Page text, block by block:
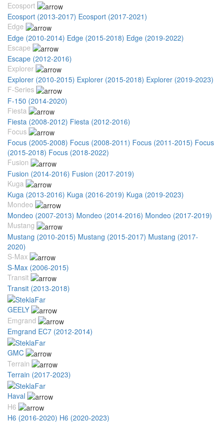
Ecosport
Ecosport (2013-2017) Ecosport (2017-2021)
Edge
Edge (2010-2014) Edge (2015-2018) Edge (2019-2022)
Escape
Escape (2012-2016)
Explorer
Explorer (2010-2015) Explorer (2015-2018) Explorer (2019-2023)
F-Series
F-150 (2014-2020)
Fiesta
Fiesta (2008-2012) Fiesta (2012-2016)
Focus
Focus (2005-2008) Focus (2008-2011) Focus (2011-2015) Focus
(2015-2018) Focus (2018-2022)
Fusion
Fusion (2014-2016) Fusion (2017-2019)
Kuga
Kuga (2013-2016) Kuga (2016-2019) Kuga (2019-2023)
Mondeo
Mondeo (2007-2013) Mondeo (2014-2016) Mondeo (2017-2019)
Mustang
Mustang (2010-2015) Mustang (2015-2017) Mustang (2017-
2020)
S-Max
S-Max (2006-2015)
Transit
Transit (2013-2018)
GEELY
Emgrand
Emgrand EC7 (2012-2014)
GMC
Terrain
Terrain (2017-2023)
Haval
H6
H6 (2016-2020) H6 (2020-2023)